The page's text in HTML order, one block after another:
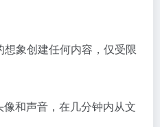
象创建任何内容，仅受限
和声音，在几分钟内从文